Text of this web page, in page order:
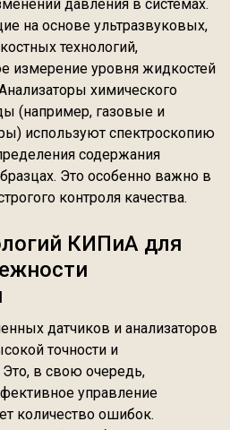
давления в системах.
на основе ультразвуковых,
технологий,
измерение уровня жидкостей
химического
(например, газовые и
используют спектроскопию
содержания
Это особенно важно в
контроля качества.
КИПиА для
датчиков и анализаторов
точности и
в свою очередь,
управление
количество ошибок.